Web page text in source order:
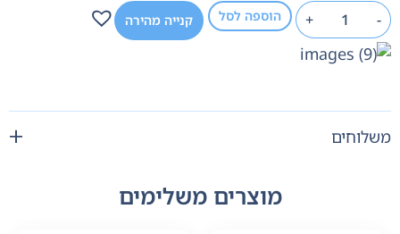
-
+ הוספה לסל קנייה מהירה
משלוחים
מוצרים משלימים